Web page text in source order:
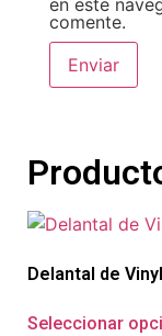
en este
comente.
Delantal de Vinyl
Seleccionar